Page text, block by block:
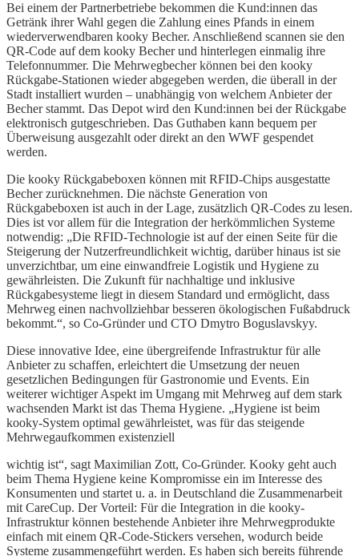
Bei einem der Partnerbetriebe bekommen die Kund:innen das
Getränk ihrer Wahl gegen die Zahlung eines Pfands in einem
wiederverwendbaren kooky Becher. Anschließend scannen sie den
QR-Code auf dem kooky Becher und hinterlegen einmalig ihre
Telefonnummer. Die Mehrwegbecher können bei den kooky
Rückgabe-Stationen wieder abgegeben werden, die überall in der
Stadt installiert wurden – unabhängig von welchem Anbieter der
Becher stammt. Das Depot wird den Kund:innen bei der Rückgabe
elektronisch gutgeschrieben. Das Guthaben kann bequem per
Überweisung ausgezahlt oder direkt an den WWF gespendet
werden.
Die kooky Rückgabeboxen können mit RFID-Chips ausgestatte
Becher zurücknehmen. Die nächste Generation von
Rückgabeboxen ist auch in der Lage, zusätzlich QR-Codes zu lesen.
Dies ist vor allem für die Integration der herkömmlichen Systeme
notwendig: „Die RFID-Technologie ist auf der einen Seite für die
Steigerung der Nutzerfreundlichkeit wichtig, darüber hinaus ist sie
unverzichtbar, um eine einwandfreie Logistik und Hygiene zu
gewährleisten. Die Zukunft für nachhaltige und inklusive
Rückgabesysteme liegt in diesem Standard und ermöglicht, dass
Mehrweg einen nachvollziehbar besseren ökologischen Fußabdruck
bekommt.“, so Co-Gründer und CTO Dmytro Boguslavskyy.
Diese innovative Idee, eine übergreifende Infrastruktur für alle
Anbieter zu schaffen, erleichtert die Umsetzung der neuen
gesetzlichen Bedingungen für Gastronomie und Events. Ein
weiterer wichtiger Aspekt im Umgang mit Mehrweg auf dem stark
wachsenden Markt ist das Thema Hygiene. „Hygiene ist beim
kooky-System optimal gewährleistet, was für das steigende
Mehrwegaufkommen existenziell
wichtig ist“, sagt Maximilian Zott, Co-Gründer. Kooky geht auch
beim Thema Hygiene keine Kompromisse ein im Interesse des
Konsumenten und startet u. a. in Deutschland die Zusammenarbeit
mit CareCup. Der Vorteil: Für die Integration in die kooky-
Infrastruktur können bestehende Anbieter ihre Mehrwegprodukte
einfach mit einem QR-Code-Stickers versehen, wodurch beide
Systeme zusammengeführt werden. Es haben sich bereits führende